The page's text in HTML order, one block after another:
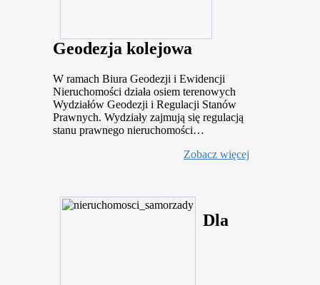
Geodezja kolejowa
W ramach Biura Geodezji i Ewidencji
Nieruchomości działa osiem terenowych
Wydziałów Geodezji i Regulacji Stanów
Prawnych. Wydziały zajmują się regulacją
stanu prawnego nieruchomości…
Zobacz więcej
Dla